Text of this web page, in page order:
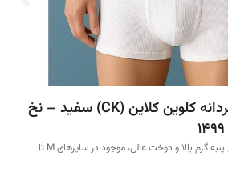
ست رکابی و شورت مردانه کلوین کلاین (CK) سفید – نخ
ست مردانه CK سفید با پارچه نخ پنبه گرم بالا و دوخت عالی، موجود در سایزهای M تا